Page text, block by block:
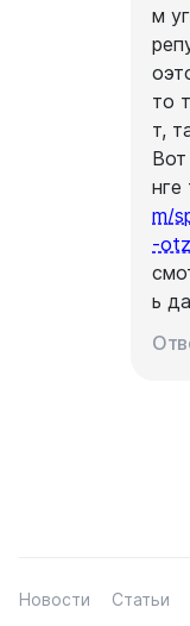
м
то
т,
нге
m/
-
ь
Новости Статьи